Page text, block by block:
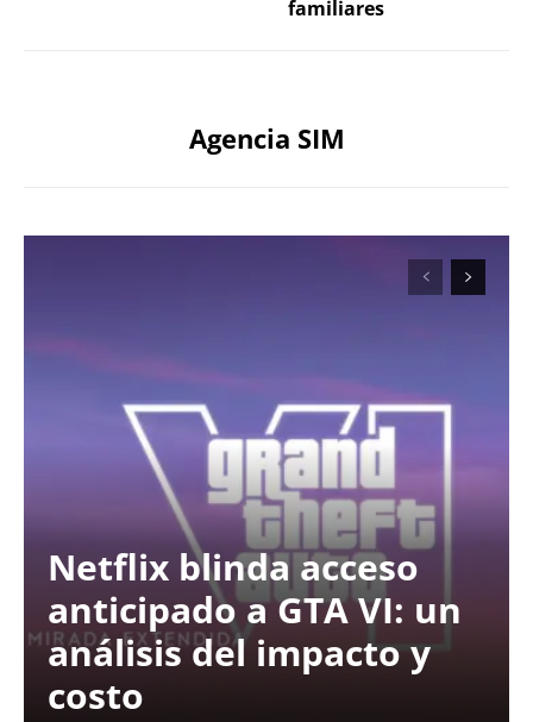
familiares
Agencia SIM
Netflix blinda acceso
anticipado a GTA VI: un
análisis del impacto y
costo